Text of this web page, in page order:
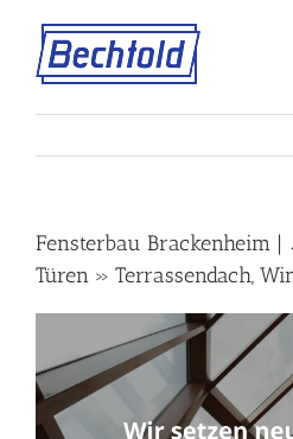
content
Fensterbau Brackenheim
Türen » Terrassendach,